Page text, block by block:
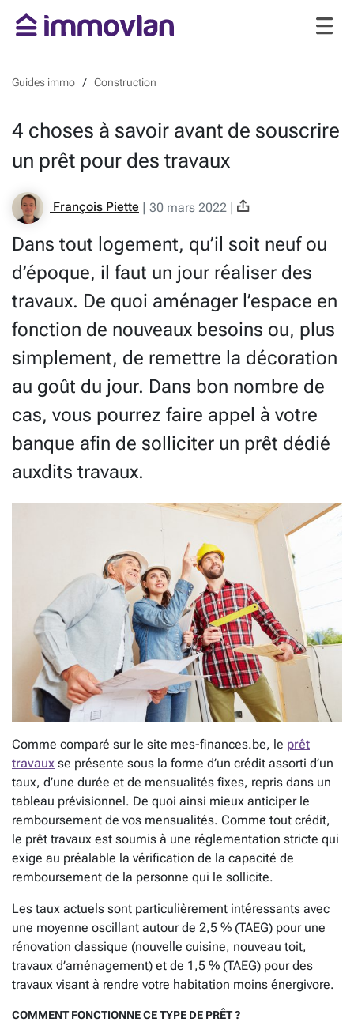
Guides immo Construction
4 choses à savoir avant de souscrire
un prêt pour des travaux
François Piette | 30 mars 2022 |
Dans tout logement, qu’il soit neuf ou
d’époque, il faut un jour réaliser des
travaux. De quoi aménager l’espace en
fonction de nouveaux besoins ou, plus
simplement, de remettre la décoration
au goût du jour. Dans bon nombre de
cas, vous pourrez faire appel à votre
banque afin de solliciter un prêt dédié
auxdits travaux.
Comme comparé sur le site mes-finances.be, le prêt
travaux se présente sous la forme d’un crédit assorti d’un
taux, d’une durée et de mensualités fixes, repris dans un
tableau prévisionnel. De quoi ainsi mieux anticiper le
remboursement de vos mensualités. Comme tout crédit,
le prêt travaux est soumis à une réglementation stricte qui
exige au préalable la vérification de la capacité de
remboursement de la personne qui le sollicite.
Les taux actuels sont particulièrement intéressants avec
une moyenne oscillant autour de 2,5 % (TAEG) pour une
rénovation classique (nouvelle cuisine, nouveau toit,
travaux d’aménagement) et de 1,5 % (TAEG) pour des
travaux visant à rendre votre habitation moins énergivore.
COMMENT FONCTIONNE CE TYPE DE PRÊT ?